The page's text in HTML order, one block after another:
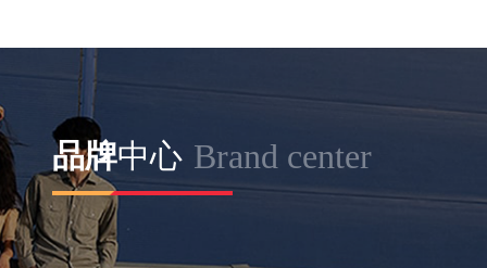
大空间、全球品质、合资底蕴”三者平
衡的并不多。福特领睿的出现，恰好
戳中了
品牌中心 Brand center